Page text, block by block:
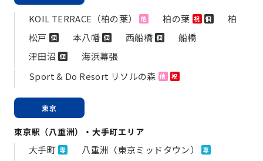
KOIL TERRACE（柏の葉） 他 柏の葉 祝 個
柏
松戸 個 本八幡 個 西船橋 個
船橋
津田沼 個
海浜幕張
Sport & Do Resort リソルの森 他 祝
東京
東京駅（八重洲）・大手町エリア
大手町 専 八重洲（東京ミッドタウン） 専